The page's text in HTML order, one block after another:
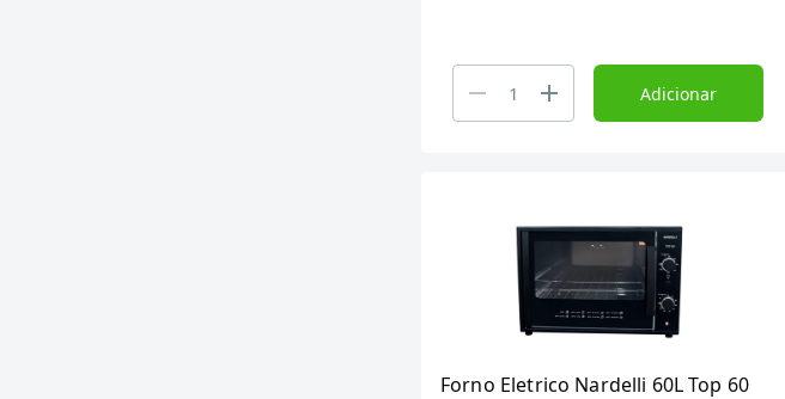
Adicionar
Forno Eletrico Nardelli 60L Top 60